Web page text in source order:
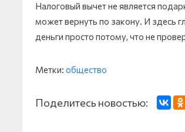
Налоговый вычет не является
может вернуть по закону. И здесь
деньги просто потому, что не
Метки: общество
Поделитесь новостью: